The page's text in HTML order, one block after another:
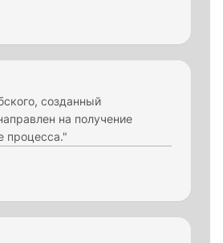
созданный
на получение
процесса."